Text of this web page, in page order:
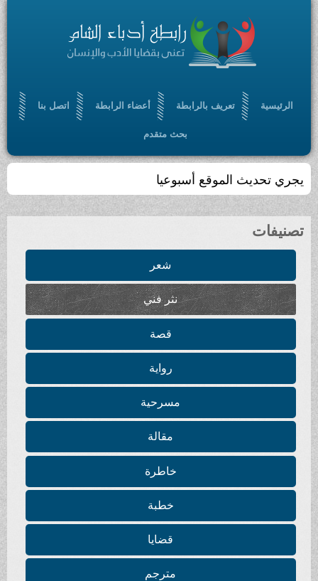
الرئيسية تعريف بالرابطة أعضاء الرابطة اتصل بنا
بحث متقدم
يجري تحديث الموقع أسبوعيا
تصنيفات
شعر
نثر فني
قصة
رواية
مسرحية
مقالة
خاطرة
خطبة
قضايا
مترجم